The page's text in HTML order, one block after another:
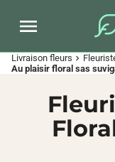
Livraison fleurs chevron_right
Au plaisir floral sas